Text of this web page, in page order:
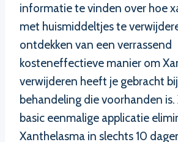
informatie te vinden over hoe
met huismiddeltjes te
ontdekken van een verrassend
kosteneffectieve manier om
verwijderen heeft je gebracht
behandeling die voorhanden is.
basic eenmalige applicatie
Xanthelasma in slechts 10